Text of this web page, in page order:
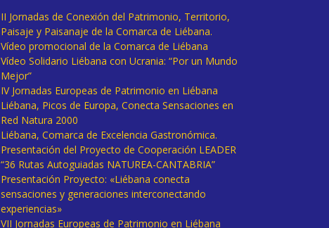
II Jornadas de Conexión del Patrimonio, Territorio,
Paisaje y Paisanaje de la Comarca de Liébana.
Vídeo promocional de la Comarca de Liébana
Vídeo Solidario Liébana con Ucrania: “Por un Mundo
Mejor”
IV Jornadas Europeas de Patrimonio en Liébana
Liébana, Picos de Europa, Conecta Sensaciones en
Red Natura 2000
Liébana, Comarca de Excelencia Gastronómica.
Presentación del Proyecto de Cooperación LEADER
“36 Rutas Autoguiadas NATUREA-CANTABRIA”
Presentación Proyecto: «Liébana conecta
sensaciones y generaciones interconectando
experiencias»
VII Jornadas Europeas de Patrimonio en Liébana